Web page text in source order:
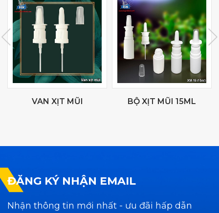
VAN XỊT MŨI BỘ XỊT MŨI 15ML
ĐĂNG KÝ NHẬN EMAIL
Nhận thông tin mới nhất - ưu đãi hấp dẫn